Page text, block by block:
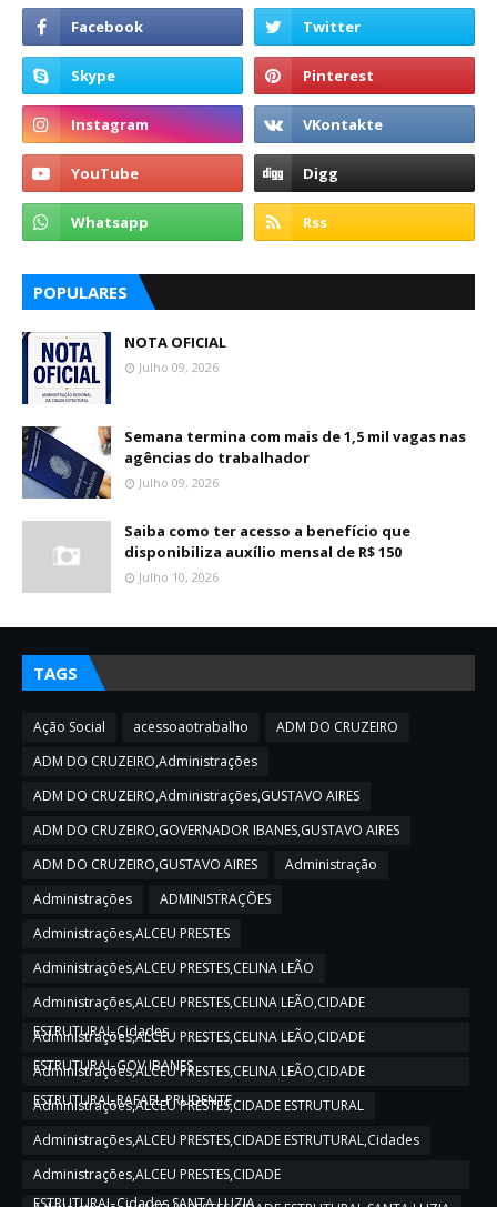
POPULARES
NOTA OFICIAL
Julho 09, 2026
Semana termina com mais de 1,5 mil vagas nas
agências do trabalhador
Julho 09, 2026
Saiba como ter acesso a benefício que
disponibiliza auxílio mensal de R$ 150
Julho 10, 2026
TAGS
Ação Social acessoaotrabalho
ADM DO CRUZEIRO
ADM DO CRUZEIRO,Administrações
ADM DO CRUZEIRO,Administrações,GUSTAVO AIRES
ADM DO CRUZEIRO,GOVERNADOR IBANES,GUSTAVO AIRES
ADM DO CRUZEIRO,GUSTAVO AIRES
Administração
Administrações
ADMINISTRAÇÕES
Administrações,ALCEU PRESTES
Administrações,ALCEU PRESTES,CELINA LEÃO
Administrações,ALCEU PRESTES,CELINA LEÃO,CIDADE
ESTRUTURAL,Cidades
Administrações,ALCEU PRESTES,CELINA LEÃO,CIDADE
ESTRUTURAL,GOV IBANES
Administrações,ALCEU PRESTES,CELINA LEÃO,CIDADE
ESTRUTURAL,RAFAEL PRUDENTE
Administrações,ALCEU PRESTES,CIDADE ESTRUTURAL
Administrações,ALCEU PRESTES,CIDADE ESTRUTURAL,Cidades
Administrações,ALCEU PRESTES,CIDADE
ESTRUTURAL,Cidades,SANTA LUZIA